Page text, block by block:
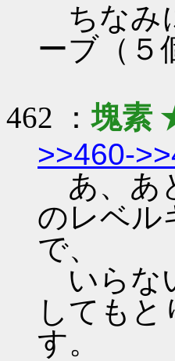
ちなみ
ーブ（５
462 ：塊素
>>460-
あ、あ
のレベル
で、
いらな
しても
す。